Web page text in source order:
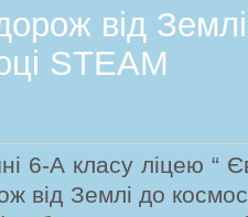
від
STEAM
6-A класу ліцею “
від Землі до